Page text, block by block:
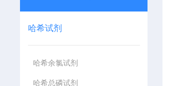
哈希试剂
哈希余氯试剂
哈希总磷试剂